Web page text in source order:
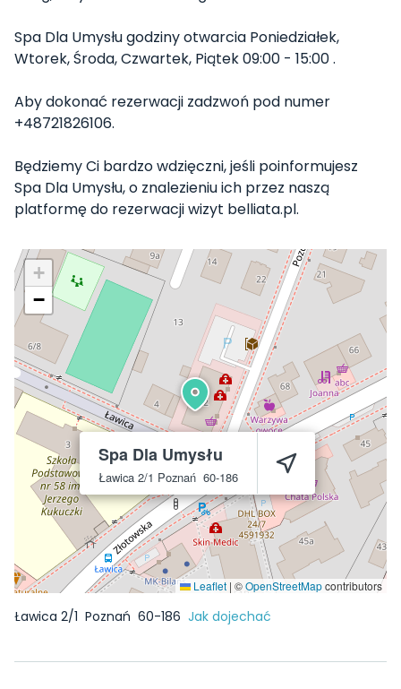
Spa Dla Umysłu godziny otwarcia Poniedziałek,
Wtorek, Środa, Czwartek, Piątek 09:00 - 15:00 .
Aby dokonać rezerwacji zadzwoń pod numer
+48721826106.
Będziemy Ci bardzo wdzięczni, jeśli poinformujesz
Spa Dla Umysłu, o znalezieniu ich przez naszą
platformę do rezerwacji wizyt belliata.pl.
Spa Dla Umysłu
Ławica 2/1 Poznań 60-186
+
−
Leaflet | ©OpenStreetMapcontributors
Ławica 2/1 Poznań 60-186 Jak dojechać